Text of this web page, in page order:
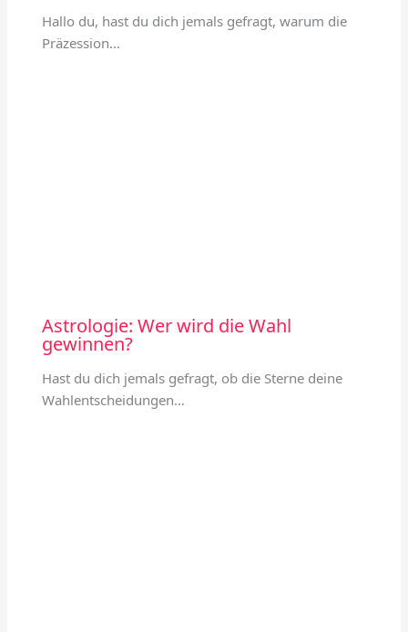
Hallo du, hast du dich jemals gefragt, warum die
Präzession…
Astrologie: Wer wird die Wahl
gewinnen?
Hast du dich jemals gefragt, ob die Sterne deine
Wahlentscheidungen…